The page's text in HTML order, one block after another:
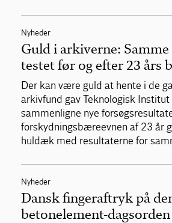
Nyheder
Guld i arkiverne:
testet før og efter 23 års
Der kan være guld at hente i de
arkivfund gav Teknologisk
sammenligne nye
forskydningsbæreevnen af 23 år
huldæk med resultaterne for
Nyheder
Dansk fingeraftryk på
betonelement-dagsorden